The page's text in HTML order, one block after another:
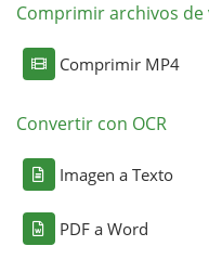
Comprimir archivos de
Comprimir MP4
Convertir con OCR
Imagen a Texto
PDF a Word